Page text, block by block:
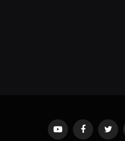
YouTubeFacebookTwitter